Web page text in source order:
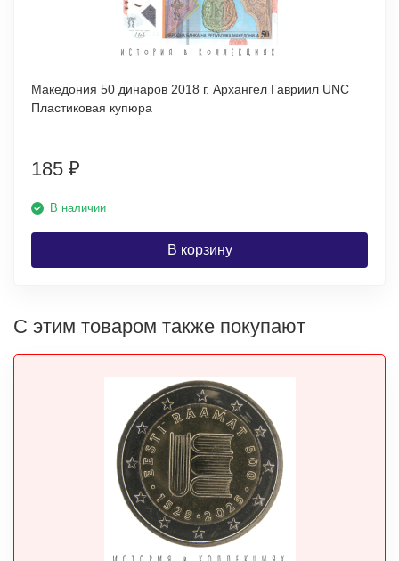
Македония 50 динаров 2018 г. Архангел Гавриил UNC
Пластиковая купюра
185 ₽
В наличии
В корзину
С этим товаром также покупают